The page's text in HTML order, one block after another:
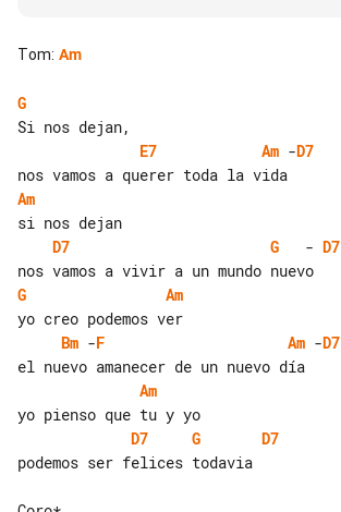
Tom: Am
G
E7
Am -D7
Am
D7
G
   -
D7
G
Am
Bm -F Am -D7
Am
D7
G
D7
podemos ser felices todavia